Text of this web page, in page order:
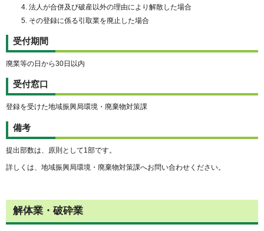
法人が合併及び破産以外の理由により解散した場合
その登録に係る引取業を廃止した場合
受付期間
廃業等の日から30日以内
受付窓口
登録を受けた地域振興局環境・廃棄物対策課
備考
提出部数は、原則として1部です。
詳しくは、地域振興局環境・廃棄物対策課へお問い合わせください。
解体業・破砕業